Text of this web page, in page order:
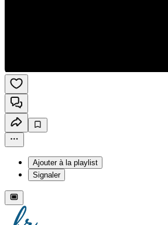
Ajouter à la playlist
Signaler